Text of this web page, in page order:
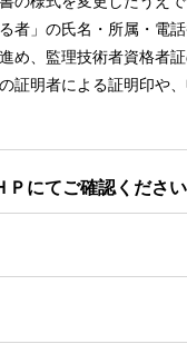
者」の氏名・所属・電
め、監理技術者資格者
証明者による証明印や
にてご確認ください